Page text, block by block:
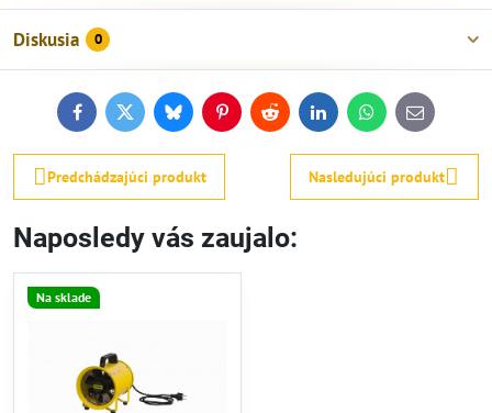
Diskusia 0
FacebookTwitterBlueskyPinterestReddit LinkedInWhatsApp
E-
mail
Predchádzajúci produkt Nasledujúci produkt
Naposledy vás zaujalo:
Na sklade